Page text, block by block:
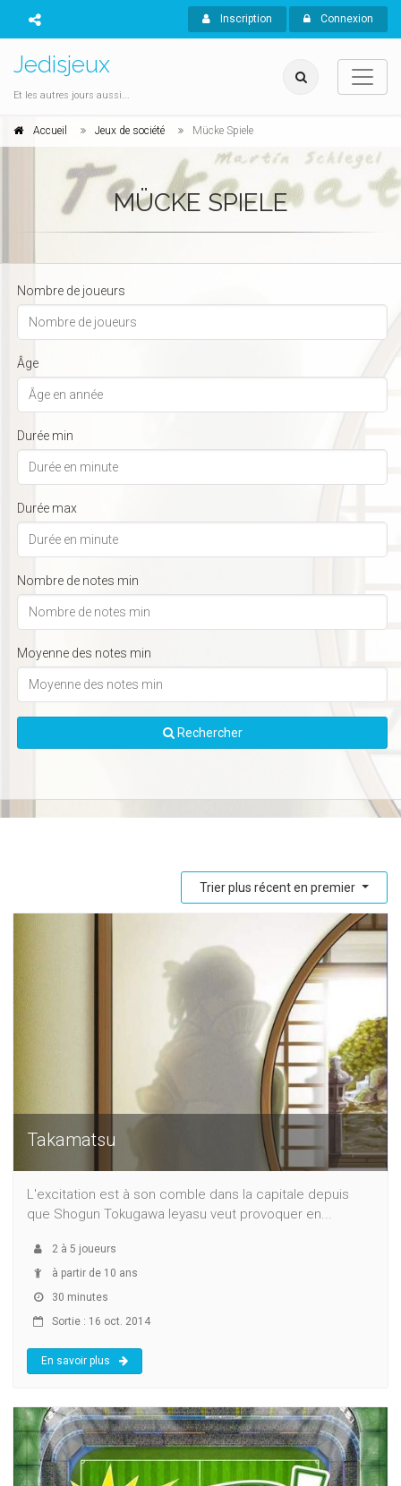
Inscription Connexion
Jedisjeux
Et les autres jours aussi...
Accueil Jeux de société Mücke Spiele
MÜCKE SPIELE
Nombre de joueurs
Âge
Durée min
Durée max
Nombre de notes min
Moyenne des notes min
Rechercher
Trier plus récent en premier
Takamatsu
L'excitation est à son comble dans la capitale depuis
que Shogun Tokugawa Ieyasu veut provoquer en...
2 à 5 joueurs
à partir de 10 ans
30 minutes
Sortie : 16 oct. 2014
En savoir plus